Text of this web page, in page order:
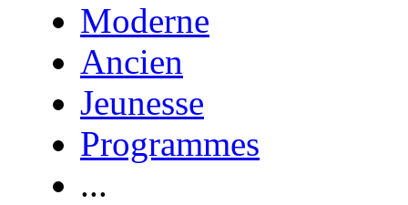
Moderne
Ancien
Jeunesse
Programmes
...